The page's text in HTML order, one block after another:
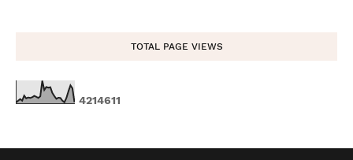
TOTAL PAGE VIEWS
4214611